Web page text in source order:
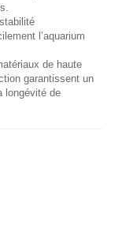
l’aquarium
de haute
garantissent un
longévité de